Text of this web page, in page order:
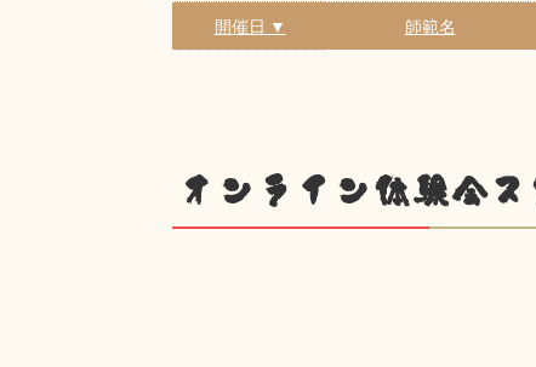
開催日 ▼ 師範名
オンライン体験会